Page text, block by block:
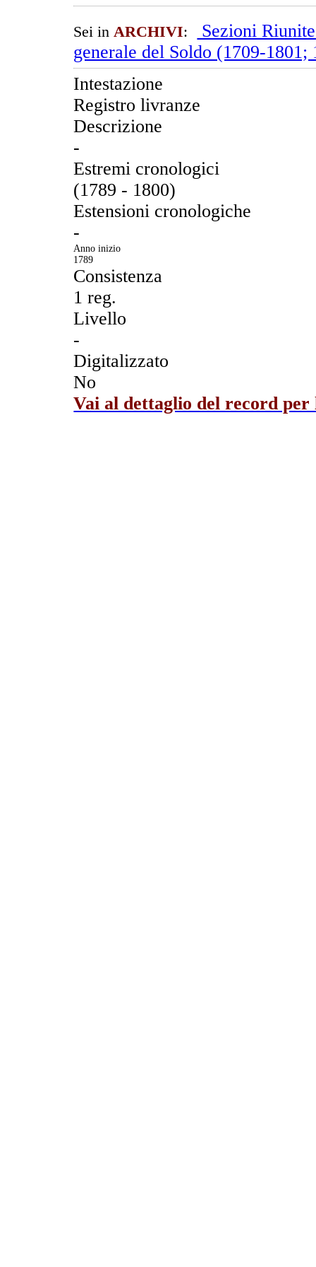
Sei inARCHIVI:
Sezioni
generale del Soldo (1709-1801;
Intestazione
Registro livranze
Descrizione
-
Estremi cronologici
(1789 - 1800)
Estensioni cronologiche
-
Anno inizio
1789
Consistenza
1 reg.
Livello
-
Digitalizzato
No
Vai al dettaglio del record per